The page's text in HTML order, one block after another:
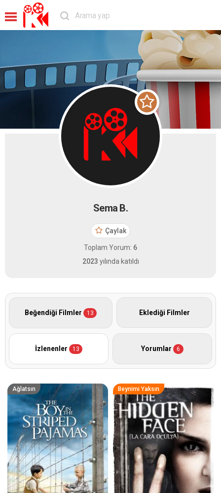
Sema B.
Çaylak
Toplam Yorum: 6
2023 yılında katıldı
Beğendiği Filmler 13 Eklediği Filmler
İzlenenler 13 Yorumlar 6
Ağlatsın Beynimi Yaksın